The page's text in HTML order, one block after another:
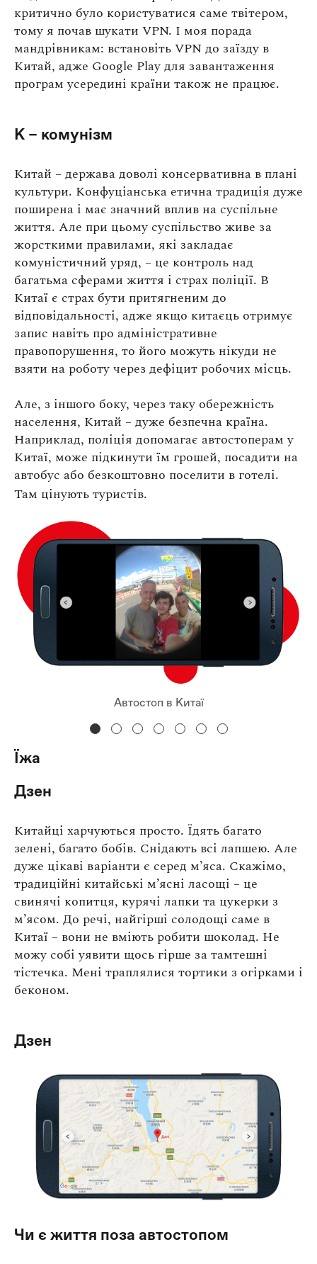
критично було користуватися саме твітером,
тому я почав шукати VPN. І моя порада
мандрівникам: встановіть VPN до заїзду в
Китай, адже Google Play для завантаження
програм усередині країни також не працює.
К – комунізм
Китай – держава доволі консервативна в плані
культури. Конфуціанська етична традиція дуже
поширена і має значний вплив на суспільне
життя. Але при цьому суспільство живе за
жорсткими правилами, які закладає
комуністичний уряд, – це контроль над
багатьма сферами життя і страх поліції. В
Китаї є страх бути притягненим до
відповідальності, адже якщо китаєць отримує
запис навіть про адміністративне
правопорушення, то його можуть нікуди не
взяти на роботу через дефіцит робочих місць.
Але, з іншого боку, через таку обережність
населення, Китай – дуже безпечна країна.
Наприклад, поліція допомагає автостоперам у
Китаї, може підкинути їм грошей, посадити на
автобус або безкоштовно поселити в готелі.
Там цінують туристів.
Автостоп в Китаї
Їжа
Дзен
Китайці харчуються просто. Їдять багато
зелені, багато бобів. Снідають всі лапшею. Але
дуже цікаві варіанти є серед м’яса. Скажімо,
традиційні китайські м’ясні ласощі – це
свинячі копитця, курячі лапки та цукерки з
м’ясом. До речі, найгірші солодощі саме в
Китаї – вони не вміють робити шоколад. Не
можу собі уявити щось гірше за тамтешні
тістечка. Мені траплялися тортики з огірками і
беконом.
Дзен
Чи є життя поза автостопом